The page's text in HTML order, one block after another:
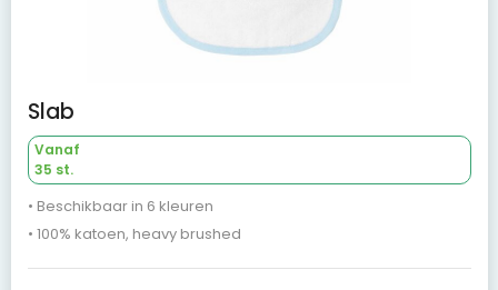
Slab
Vanaf
35 st.
• Beschikbaar in 6 kleuren
• 100% katoen, heavy brushed